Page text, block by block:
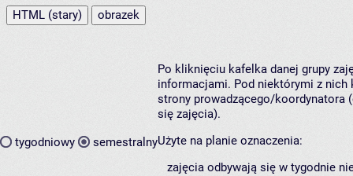
HTML (stary)
obrazek
tygodniowy semestralny
Po kliknięciu kafelka danej grupy
informacjami. Pod niektórymi z nich
strony prowadzącego/koordynatora
się zajęcia).
Użyte na planie oznaczenia:
zajęcia odbywają się w tygodnie